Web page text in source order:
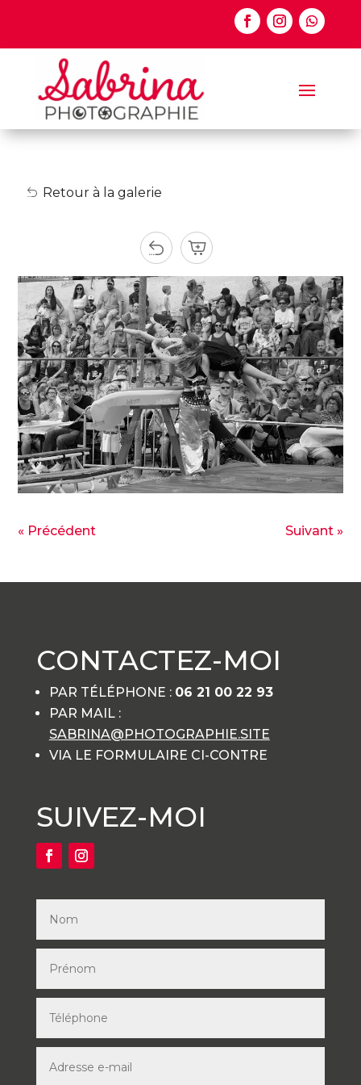
Retour à la galerie
« Précédent Suivant »
CONTACTEZ-MOI
PAR TÉLÉPHONE : 06 21 00 22 93
PAR MAIL :
SABRINA@PHOTOGRAPHIE.SITE
VIA LE FORMULAIRE CI-CONTRE
SUIVEZ-MOI